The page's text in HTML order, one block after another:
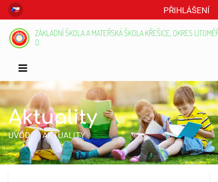
PŘIHLÁŠENÍ
ZÁKLADNÍ ŠKOLA A MATEŘSKÁ ŠKOLA KŘEŠICE, OKRES
O.
Aktuality
ÚVOD AKTUALITY